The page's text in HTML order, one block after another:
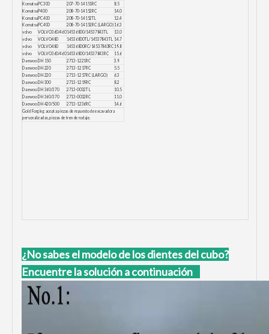
KomatsuPC300 207-70-14151RC 8.5
KomatsuP400 208-70-14152RC
14.0
KomatsuPC400 208-70-14152TL 12.4
KomatsuPC400 208-70-14152RC (LARGO) 16.3
volvo
VOLVO360/46014536800/14537843TL 13.0
volvo VOLVO480 14536800TL/14537843TL 14.7
volvo VOLVO480 14536800RC/14537843RC 19.8
volvo
VOLVO360/46014536800/14537843RC 15.6
Daewoo DH150 2713-1221RC 3.9
Daewoo DH220 2713-1217RC
5.5
Daewoo DH220 2713-1217RC (LARGO) 6.3
Daewoo DH300 2713-1219RC 8.2
Daewoo DH360/370 2713-0032TL
10.5
Daewoo DH360/370 2713-0032RC 11.0
Daewoo DH420/500 2713-1236RC 14.6
Gold Forging acepta piezas de repuesto de excavadora
personalizadas, piezas de tren de rodaje.
¿No sabes el modelo de los dientes del cubo?
Encuentre la solución a continuación